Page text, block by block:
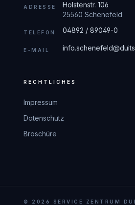
ADRESSE
Holstenstr. 106
25560 Schenefeld
TELEFON 04892 / 89049-0
E-MAIL
RECHTLICHES
Impressum
Datenschutz
Broschüre
© 2026 SERVICE ZENTRUM